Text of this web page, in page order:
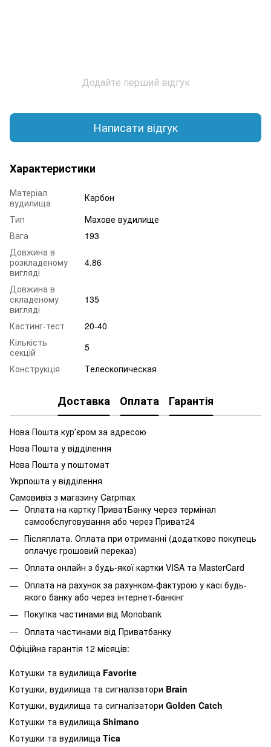
Додайте перший відгук
Написати відгук
Характеристики
Матеріал
вудилища
Карбон
Тип
Махове вудилище
Вага
193
Довжина в
розкладеному
вигляді
4.86
Довжина в
складеному
вигляді
135
Кастинг-тест
20-40
Кількість
секцій
5
Конструкція
Телескопическая
Доставка Оплата Гарантія
Нова Пошта курʼєром за адресою
Нова Пошта у відділення
Нова Пошта у поштомат
Укрпошта у відділення
Самовивіз з магазину Carpmax
Оплата на картку ПриватБанку через термінал
самообслуговування або через Приват24
Післяплата. Оплата при отриманні (додатково покупець
оплачує грошовий переказ)
Оплата онлайн з будь-якої картки VISA та MasterCard
Оплата на рахунок за рахунком-фактурою у касі будь-
якого банку або через інтернет-банкінг
Покупка частинами від Monobank
Оплата частинами від Приватбанку
Офіційна гарантія 12 місяців:
Котушки та вудилища Favorite
Котушки, вудилища та сигналізатори Brain
Котушки, вудилища та сигналізатори Golden Catch
Котушки та вудилища Shimano
Котушки та вудилища Tica